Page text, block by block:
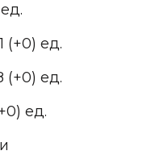
(+0) ед.
(+0) ед.
ед.